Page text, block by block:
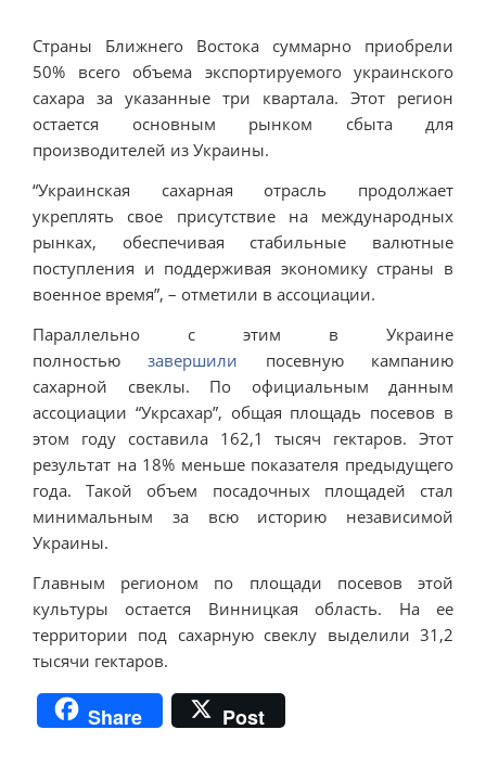
Страны Ближнего Востока суммарно приобрели
50% всего объема экспортируемого украинского
сахара за указанные три квартала. Этот регион
остается основным рынком сбыта для
производителей из Украины.
“Украинская сахарная отрасль продолжает
укреплять свое присутствие на международных
рынках, обеспечивая стабильные валютные
поступления и поддерживая экономику страны в
военное время”, – отметили в ассоциации.
Параллельно с этим в Украине
полностьюзавершили посевную кампанию
сахарной свеклы. По официальным данным
ассоциации “Укрсахар”, общая площадь посевов в
этом году составила 162,1 тысяч гектаров. Этот
результат на 18% меньше показателя предыдущего
года. Такой объем посадочных площадей стал
минимальным за всю историю независимой
Украины.
Главным регионом по площади посевов этой
культуры остается Винницкая область. На ее
территории под сахарную свеклу выделили 31,2
тысячи гектаров.
Share Post